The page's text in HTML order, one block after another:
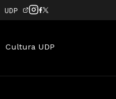
Cultura UDP